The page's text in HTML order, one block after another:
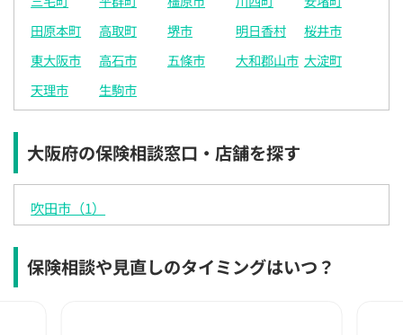
15:00
×
15:30
×
16:00
×
16:30
17:00
15:00
◯
15:30
◯
16:00
◯
16:30
17:00
15:00
15:30
◯
16:00
◯
17:00
15:00
◯
◯
16:00
◯
17:00
15:00
◯
◯
16:00
◯
17:00
15:00
◯
◯
16:00
◯
17:00
◯
◯
田原本町
高取町 堺市 明日香村
桜井市
東大阪市
高石市 五條市 大和郡山市 大淀町
天理市
生駒市
大阪府の保険相談窓口・店舗を探す
吹田市（1）
保険相談や見直しのタイミングはいつ？